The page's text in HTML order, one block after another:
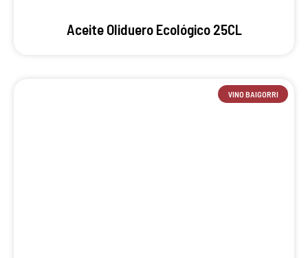
Aceite Oliduero Ecológico 25CL
VINO BAIGORRI